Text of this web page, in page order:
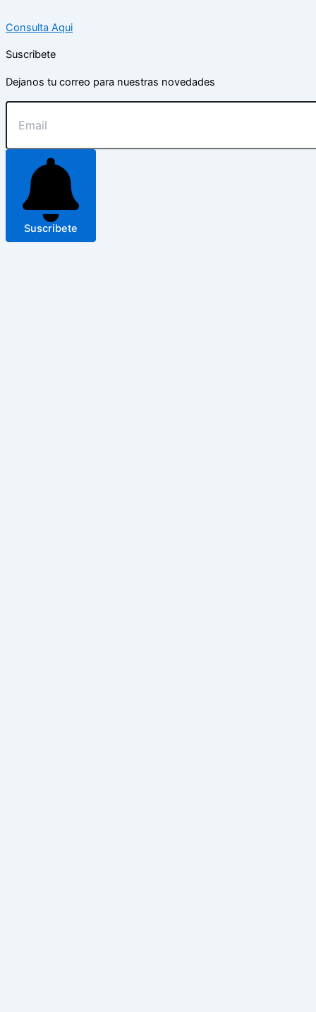
Consulta Aqui
Suscribete
Dejanos tu correo para nuestras novedades
Suscribete